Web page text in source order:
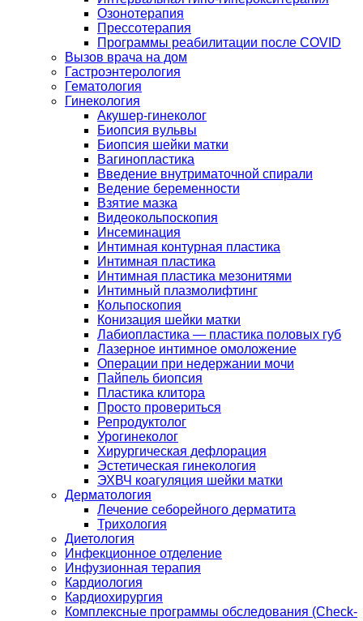
Озонотерапия
Прессотерапия
Программы реабилитации после СOVID
Вызов врача на дом
Гастроэнтерология
Гематология
Гинекология
Акушер-гинеколог
Биопсия вульвы
Биопсия шейки матки
Вагинопластика
Введение внутриматочной спирали
Ведение беременности
Взятие мазка
Видеокольпоскопия
Инсеминация
Интимная контурная пластика
Интимная пластика
Интимная пластика мезонитями
Интимный плазмолифтинг
Кольпоскопия
Конизация шейки матки
Лабиопластика — пластика половых губ
Лазерное интимное омоложение
Операции при недержании мочи
Пайпель биопсия
Пластика клитора
Просто провериться
Репродуктолог
Урогинеколог
Хирургическая дефлорация
Эстетическая гинекология
ЭХВЧ коагуляция шейки матки
Дерматология
Лечение себорейного дерматита
Трихология
Диетология
Инфекционное отделение
Инфузионная терапия
Кардиология
Кардиохирургия
Комплексные программы обследования (Check-